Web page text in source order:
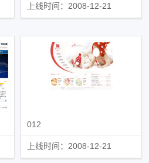
上线时间：2008-12-21
012
上线时间：2008-12-21